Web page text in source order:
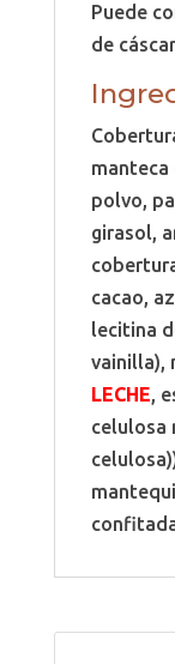
Puede
de
manteca
polvo,
girasol,
cacao,
lecitina
vainilla),
LECHE,
celulosa